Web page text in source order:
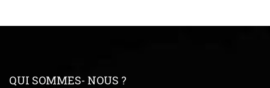
QUI SOMMES- NOUS ?